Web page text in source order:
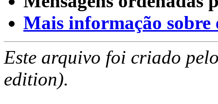
Mais informação sobre
Este arquivo foi criado
edition).